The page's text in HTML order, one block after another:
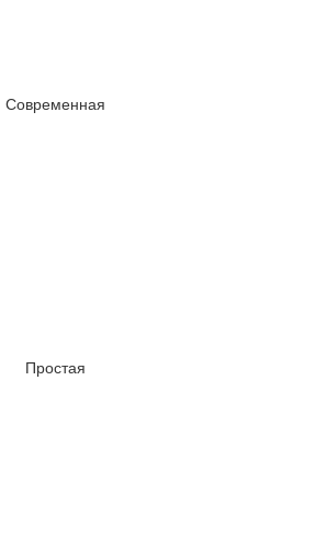
Современная
Простая